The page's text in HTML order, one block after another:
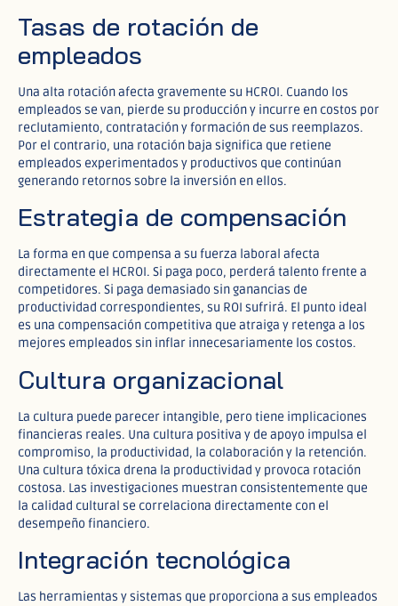
Tasas de rotación de
empleados
Una alta rotación afecta gravemente su HCROI. Cuando los
empleados se van, pierde su producción y incurre en costos por
reclutamiento, contratación y formación de sus reemplazos.
Por el contrario, una rotación baja significa que retiene
empleados experimentados y productivos que continúan
generando retornos sobre la inversión en ellos.
Estrategia de compensación
La forma en que compensa a su fuerza laboral afecta
directamente el HCROI. Si paga poco, perderá talento frente a
competidores. Si paga demasiado sin ganancias de
productividad correspondientes, su ROI sufrirá. El punto ideal
es una compensación competitiva que atraiga y retenga a los
mejores empleados sin inflar innecesariamente los costos.
Cultura organizacional
La cultura puede parecer intangible, pero tiene implicaciones
financieras reales. Una cultura positiva y de apoyo impulsa el
compromiso, la productividad, la colaboración y la retención.
Una cultura tóxica drena la productividad y provoca rotación
costosa. Las investigaciones muestran consistentemente que
la calidad cultural se correlaciona directamente con el
desempeño financiero.
Integración tecnológica
Las herramientas y sistemas que proporciona a sus empleados